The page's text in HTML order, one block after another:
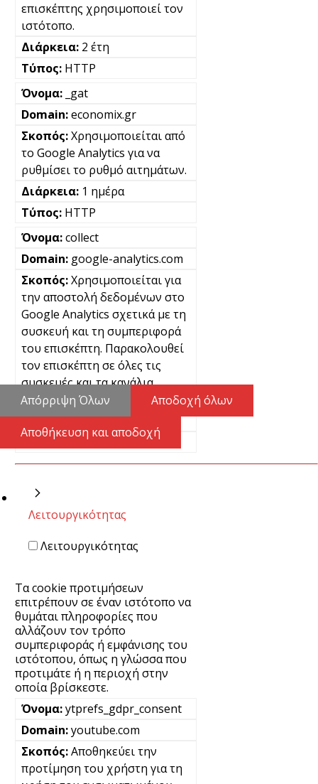
επισκέπτης χρησιμοποιεί τον
ιστότοπο.
2 έτη
HTTP
_gat
economix.gr
Χρησιμοποιείται από
το Google Analytics για να
ρυθμίσει το ρυθμό αιτημάτων.
1 ημέρα
HTTP
collect
google-analytics.com
Χρησιμοποιείται για
την αποστολή δεδομένων στο
Google Analytics σχετικά με τη
συσκευή και τη συμπεριφορά
του επισκέπτη. Παρακολουθεί
τον επισκέπτη σε όλες τις
συσκευές και τα κανάλια
μάρκετινγκ.
Μόνιμα
Pixel
Λειτουργικότητας
Λειτουργικότητας
Τα cookie προτιμήσεων
επιτρέπουν σε έναν ιστότοπο να
θυμάται πληροφορίες που
αλλάζουν τον τρόπο
συμπεριφοράς ή εμφάνισης του
ιστότοπου, όπως η γλώσσα που
προτιμάτε ή η περιοχή στην
οποία βρίσκεστε.
ytprefs_gdpr_consent
youtube.com
Αποθηκεύει την
προτίμηση του χρήστη για τη
Απόρριψη Όλων Αποδοχή όλων
Αποθήκευση και αποδοχή